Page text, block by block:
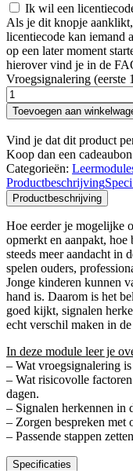
Ik wil een
Als je dit knopje
licentiecode kan iemand
op een later moment
hierover vind je in de
Vroegsignalering (eerste
Toevoegen aan
Vind je dat dit product
Koop dan een
Categorieën:
Productbeschrijving
Productbeschrijving
Hoe eerder je mogelijke
opmerkt en aanpakt,
steeds meer aandacht in
spelen ouders,
Jonge kinderen kunnen
hand is. Daarom is het
goed kijkt, signalen
echt verschil maken in
In deze module leer je
– Wat vroegsignalering
– Wat risicovolle
dagen.
– Signalen herkennen in
– Zorgen bespreken met
– Passende stappen
Specificaties